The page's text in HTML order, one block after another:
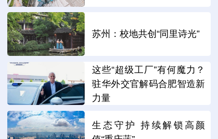
苏州：校地共创“同里诗光”
这些“超级工厂”有何魔力？
驻华外交官解码合肥智造新
力量
生态守护 持续解锁高颜